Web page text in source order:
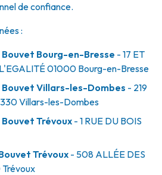
de confiance.
:
Bouvet Bourg-en-Bresse - 17 ET
01000 Bourg-en-Bresse
Bouvet Villars-les-Dombes - 219
Villars-les-Dombes
Trévoux - 1 RUE DU BOIS
Trévoux- 508 ALLÉE DES
Trévoux